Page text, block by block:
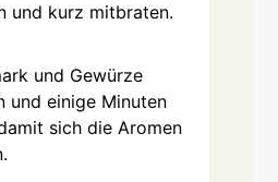
und kurz mitbraten.
und Gewürze
und einige Minuten
sich die Aromen